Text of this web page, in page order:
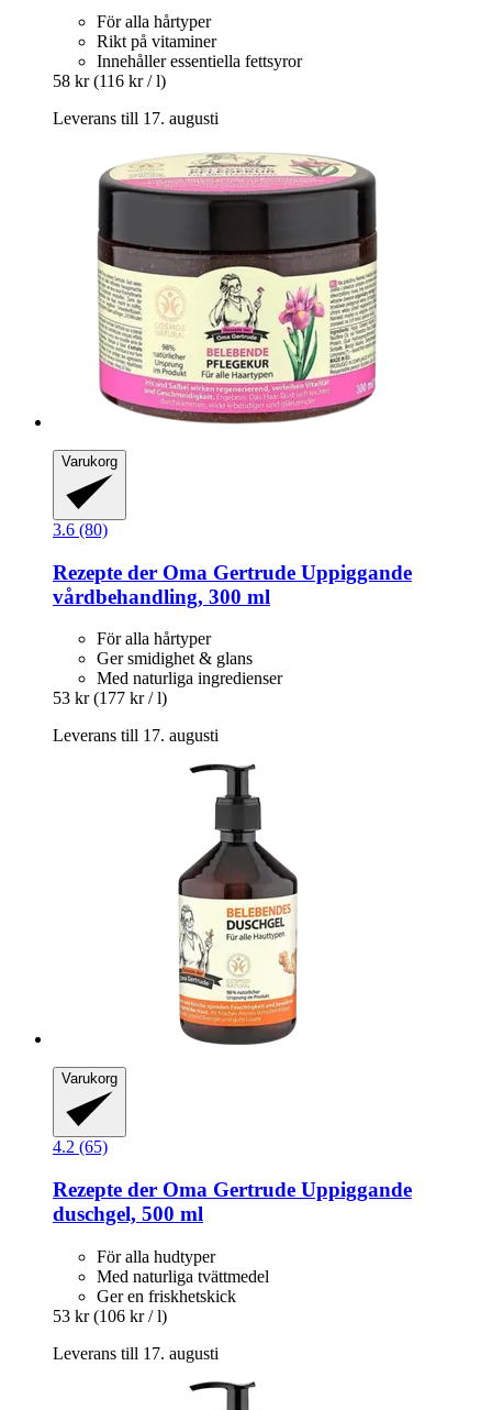
För alla hårtyper
Rikt på vitaminer
Innehåller essentiella fettsyror
58 kr (116 kr / l)
Leverans till 17. augusti
Varukorg
3.6 (80)
Rezepte der Oma Gertrude Uppiggande
vårdbehandling, 300 ml
För alla hårtyper
Ger smidighet & glans
Med naturliga ingredienser
53 kr (177 kr / l)
Leverans till 17. augusti
Varukorg
4.2 (65)
Rezepte der Oma Gertrude Uppiggande
duschgel, 500 ml
För alla hudtyper
Med naturliga tvättmedel
Ger en friskhetskick
53 kr (106 kr / l)
Leverans till 17. augusti